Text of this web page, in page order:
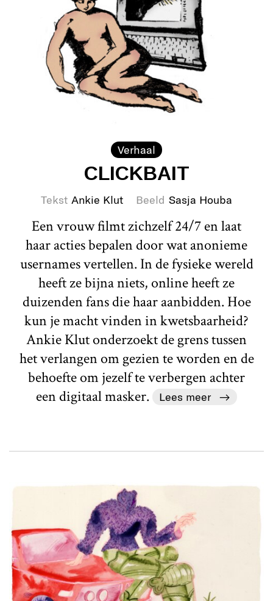
Verhaal
CLICKBAIT
Tekst Ankie Klut Beeld Sasja Houba
Een vrouw filmt zichzelf 24/7 en laat
haar acties bepalen door wat anonieme
usernames vertellen. In de fysieke wereld
heeft ze bijna niets, online heeft ze
duizenden fans die haar aanbidden. Hoe
kun je macht vinden in kwetsbaarheid?
Ankie Klut onderzoekt de grens tussen
het verlangen om gezien te worden en de
behoefte om jezelf te verbergen achter
een digitaal masker.
Lees meer